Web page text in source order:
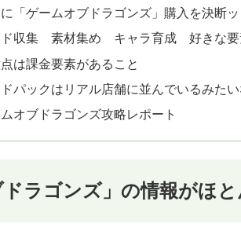
「ゲームオブドラゴンズ」購入を決断ッ
ド収集 素材集め キャラ育成 好きな要
は課金要素があること
パックはリアル店舗に並んでいるみた
オブドラゴンズ攻略レポート
ラゴンズ」の情報がほ